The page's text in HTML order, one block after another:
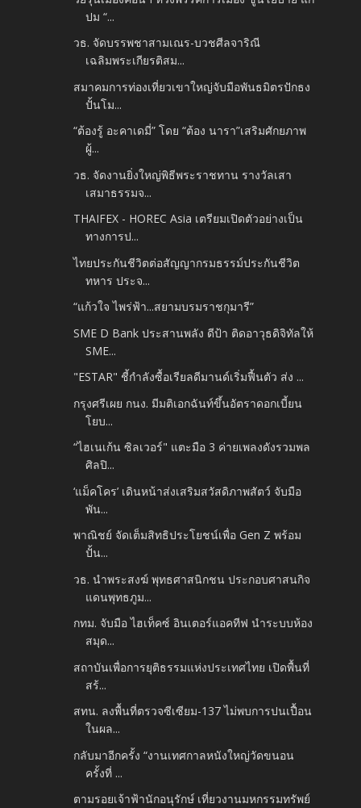
ปม “...
วธ. จัดบรรพชาสามเณร-บวชศีลจาริณี
เฉลิมพระเกียรติสม...
สมาคมการท่องเที่ยวเขาใหญ่จับมือพันธมิตรปักธง
ปั้นโม...
“ต้องรู้ อะคาเดมี่” โดย “ต้อง นารา”เสริมศักยภาพ
ผู้...
วธ. จัดงานยิ่งใหญ่พิธีพระราชทาน รางวัลเสา
เสมาธรรมจ...
THAIFEX - HOREC Asia เตรียมเปิดตัวอย่างเป็น
ทางการป...
ไทยประกันชีวิตต่อสัญญากรมธรรม์ประกันชีวิต
ทหาร ประจ...
“แก้วใจ ไพร่ฟ้า...สยามบรมราชกุมารี”
SME D Bank ประสานพลัง ดีป้า ติดอาวุธดิจิทัลให้
SME...
"ESTAR" ชี้กำลังซื้อเรียลดีมานด์เริ่มฟื้นตัว ส่ง ...
กรุงศรีเผย กนง. มีมติเอกฉันท์ขึ้นอัตราดอกเบี้ยน
โยบ...
“ไฮเนเก้น ซิลเวอร์" แตะมือ 3 ค่ายเพลงดังรวมพล
ศิลปิ...
‘แม็คโคร’ เดินหน้าส่งเสริมสวัสดิภาพสัตว์ จับมือ
พัน...
พาณิชย์ จัดเต็มสิทธิประโยชน์เพื่อ Gen Z พร้อม
ปั้น...
วธ. นำพระสงฆ์ พุทธศาสนิกชน ประกอบศาสนกิจ
แดนพุทธภูม...
กทม. จับมือ ไฮเท็คซ์ อินเตอร์แอคทีฟ นำระบบห้อง
สมุด...
สถาบันเพื่อการยุติธรรมแห่งประเทศไทย เปิดพื้นที่
สร้...
สทน. ลงพื้นที่ตรวจซีเซียม-137 ไม่พบการปนเปื้อน
ในผล...
กลับมาอีกครั้ง “งานเทศกาลหนังใหญ่วัดขนอน
ครั้งที่ ...
ตามรอยเจ้าฟ้านักอนุรักษ์ เที่ยวงานมหกรรมทรัพย์